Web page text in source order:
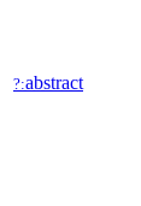
?:abstract